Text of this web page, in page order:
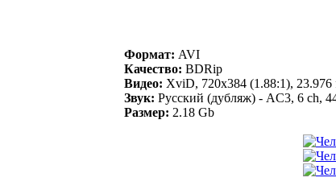
Формат: AVI
Качество: BDRip
Видео: XviD, 720x384 (1.88:1), 23.976
Звук: Русский (дубляж) - AC3, 6 ch,
Размер: 2.18 Gb